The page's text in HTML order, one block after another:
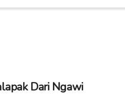
Dari Ngawi